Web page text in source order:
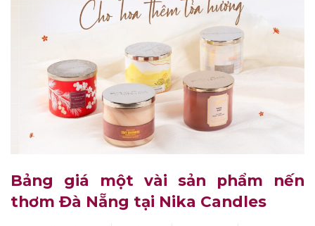
Bảng giá một vài sản phẩm nến
thơm Đà Nẵng tại Nika Candles